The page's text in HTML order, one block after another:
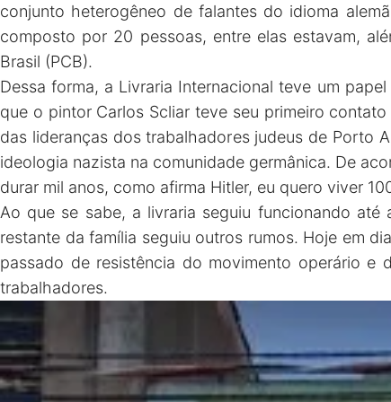
conjunto heterogêneo de falantes do idioma
composto por 20 pessoas, entre elas estavam,
Brasil (PCB).
Dessa forma, a Livraria Internacional teve um
que o pintor Carlos Scliar teve seu primeiro
das lideranças dos trabalhadores judeus de Porto
ideologia nazista na comunidade germânica. De
durar mil anos, como afirma Hitler, eu quero viver
Ao que se sabe, a livraria seguiu funcionando
restante da família seguiu outros rumos. Hoje em
passado de resistência do movimento operário e
trabalhadores.